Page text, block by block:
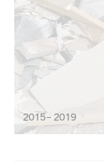
2015 – 2019